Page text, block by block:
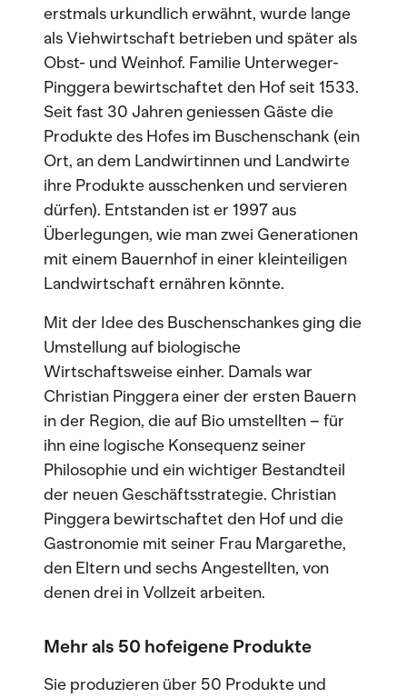
erstmals urkundlich erwähnt, wurde lange
als Viehwirtschaft betrieben und später als
Obst- und Weinhof. Familie Unterweger-
Pinggera bewirtschaftet den Hof seit 1533.
Seit fast 30 Jahren geniessen Gäste die
Produkte des Hofes im Buschenschank (ein
Ort, an dem Landwirtinnen und Landwirte
ihre Produkte ausschenken und servieren
dürfen). Entstanden ist er 1997 aus
Überlegungen, wie man zwei Generationen
mit einem Bauernhof in einer kleinteiligen
Landwirtschaft ernähren könnte.
Mit der Idee des Buschenschankes ging die
Umstellung auf biologische
Wirtschaftsweise einher. Damals war
Christian Pinggera einer der ersten Bauern
in der Region, die auf Bio umstellten – für
ihn eine logische Konsequenz seiner
Philosophie und ein wichtiger Bestandteil
der neuen Geschäftsstrategie. Christian
Pinggera bewirtschaftet den Hof und die
Gastronomie mit seiner Frau Margarethe,
den Eltern und sechs Angestellten, von
denen drei in Vollzeit arbeiten.
Mehr als 50 hofeigene Produkte
Sie produzieren über 50 Produkte und